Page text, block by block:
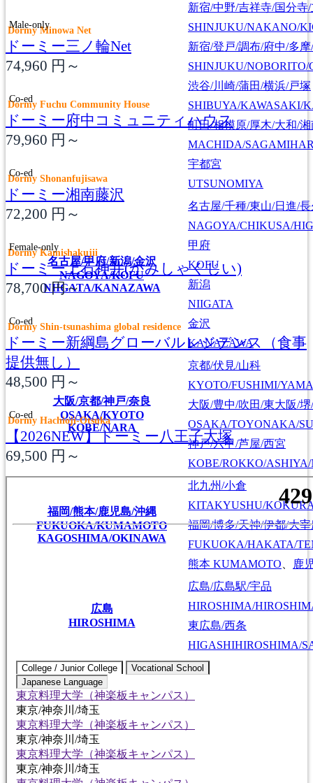
新宿/中野/吉祥寺/国分寺
SHINJUKU/NAKANO/
新宿/登戸/調布/府中/多
SHINJUKU/
渋谷/川崎/蒲田/横浜/戸塚
SHIBUYA/KAWASAKI/
町田/相模原/厚木/大和/湘
MACHIDA/
宇都宮
UTSUNOMIYA
名古屋/甲府/新潟/金沢
NAGOYA/KOFU
NIIGATA/KANAZAWA
名古屋/千種/東山/日進/
NAGOYA/CHIKUSA/
甲府
KOFU
新潟
NIIGATA
金沢
KANAZAWA
大阪/京都/神戸/奈良
OSAKA/KYOTO
KOBE/NARA
京都/伏見/山科
KYOTO/FUSHIMI/
大阪/豊中/吹田/東大阪/
OSAKA/TOYONAKA/
神戸/六甲/芦屋/西宮
KOBE/ROKKO/
福岡/熊本/鹿児島/沖縄
FUKUOKA/KUMAMOTO
KAGOSHIMA/OKINAWA
北九州/小倉
KITAKYUSHU/
福岡/博多/天神/伊都/大宰
FUKUOKA/HAKATA/
熊本 KUMAMOTO 鹿
広島
HIROSHIMA
広島/広島駅/宇品
HIROSHIMA/
東広島/西条
HIGASHIHIROSHIMA/
College / Junior College
Vocational School
Japanese Language
東京料理大学（神楽板キャンパス）
東京/神奈川/埼玉
東京料理大学（神楽板キャンパス）
東京/神奈川/埼玉
東京料理大学（神楽板キャンパス）
東京/神奈川/埼玉
Male-only
Dormy Minowa Net
ドーミー三ノ輪Net
74,960 円～
Co-ed
Dormy Fuchu Community House
ドーミー府中コミュニティハウス
79,960 円～
Co-ed
Dormy Shonanfujisawa
ドーミー湘南藤沢
72,200 円～
Female-only
Dormy Kamishakujii
ドーミー上石神井(かみしゃくじい)
78,700円～
Co-ed
Dormy Shin-tsunashima global residence
ドーミー新綱島グローバルレジデンス（食事
提供無し）
48,500 円～
Co-ed
Dormy Hachioji-Otsuka
【2026NEW】ドーミー八王子大塚
69,500 円～